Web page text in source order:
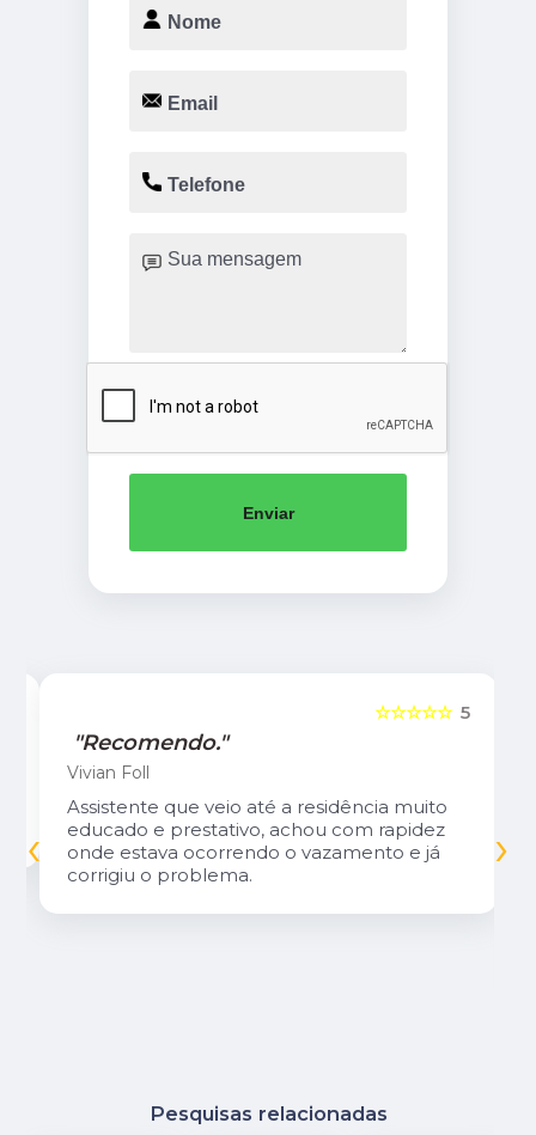
Enviar
5
☆☆☆☆☆
"Recomendo."
Vivian Foll
Assistente que veio até a residência muito
educado e prestativo, achou com rapidez
onde estava ocorrendo o vazamento e já
corrigiu o problema.
‹ ›
Pesquisas relacionadas